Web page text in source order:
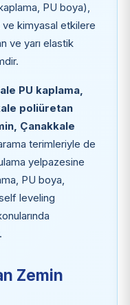
PU boya),
ve kimyasal etkilere
ve yarı elastik
PU kaplama,
poliüretan
Çanakkale
terimleriyle de
yelpazesine
PU boya,
leveling
Zemin